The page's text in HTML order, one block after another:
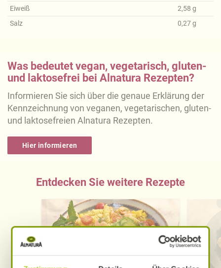
Eiweiß
Salz
2,58 g
0,27g
Was bedeutet vegan, vegetarisch, gluten-
und laktosefrei bei Alnatura Rezepten?
Informieren Sie sich über die genaue Erklärung der
Kennzeichnung von veganen, vegetarischen, gluten-
und laktosefreien Alnatura Rezepten.
Hier informieren
Entdecken Sie weitere Rezepte